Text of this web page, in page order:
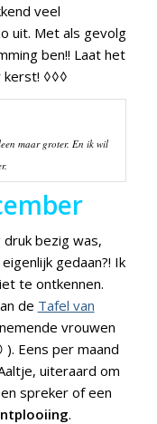
veel
uit. Met als gevolg
ben!! Laat het
kerst! ◊◊◊
maar groter. En ik wil
druk bezig was,
gedaan?! Ik
te ontkennen.
de Tafel van
vrouwen
). Eens per maand
uiteraard om
spreker of een
.